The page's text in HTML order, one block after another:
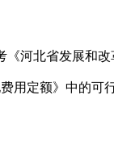
河北省发展和
用定额》中的可